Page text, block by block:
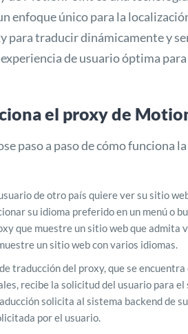
enfoque único para la
para traducir dinámicamente y
de usuario óptima
el proxy de
paso a paso de cómo funciona
de otro país quiere ver su sitio
su idioma preferido en un menú o
que muestre un sitio web que admita
un sitio web con varios idiomas.
traducción del proxy, que se
recibe la solicitud del usuario para
solicita al sistema backend de
por el usuario.